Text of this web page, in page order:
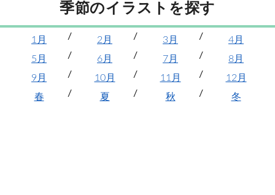
季節のイラストを探す
1月 2月 3月
4月
5月
6月 7月
8月
9月
10月 11月
12月
春
夏 秋 冬